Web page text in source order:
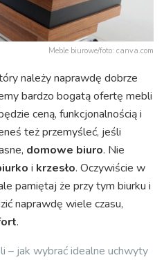
Meble biurowe/foto: canva.com
należy naprawdę dobrze
bardzo bogatą ofertę mebli
ceną, funkcjonalnością i
też przemyśleć, jeśli
domowe biuro. Nie
i krzesło. Oczywiście w
pamiętaj że przy tym biurku i
naprawdę wiele czasu,
.
– jak wybrać idealne uchwyty